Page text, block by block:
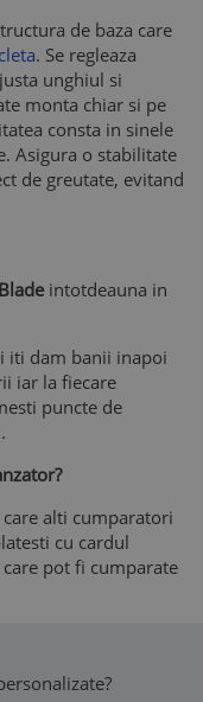
de baza care
. Se regleaza
unghiul si
monta chiar si pe
consta in sinele
Asigura o stabilitate
de greutate, evitand
intotdeauna in
iti dam banii inapoi
iar la fiecare
puncte de
alti cumparatori
cu cardul
pot fi cumparate